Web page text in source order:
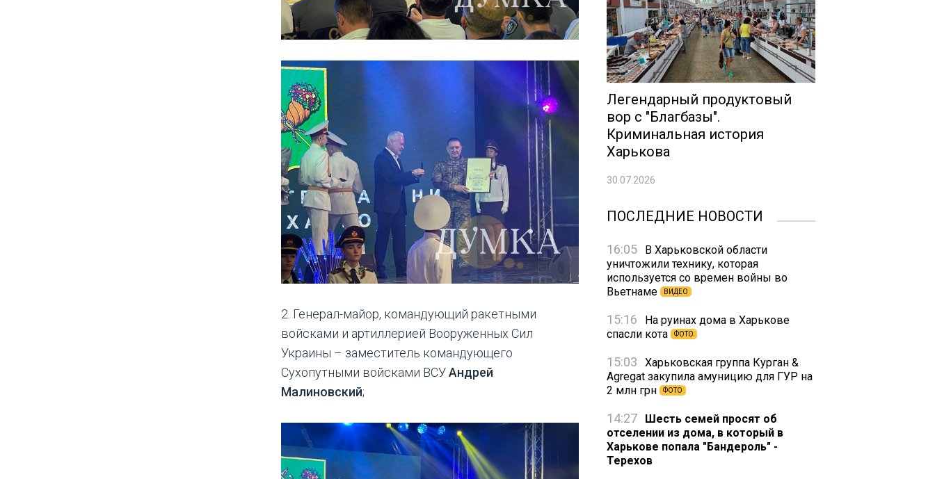
2. Генерал-майор, командующий ракетными
войсками и артиллерией Вооруженных Сил
Украины – заместитель командующего
Сухопутными войсками ВСУАндрей
Малиновский;
Легендарный продуктовый
вор с "Благбазы".
Криминальная история
Харькова
30.07.2026
ПОСЛЕДНИЕ НОВОСТИ
16:05
В Харьковской области
уничтожили технику, которая
используется со времен войны во
Вьетнаме
ВИДЕО
15:16
На руинах дома в Харькове
спасли кота
ФОТО
15:03
Харьковская группа Курган &
Agregat закупила амуницию для ГУР на
2 млн грн
ФОТО
14:27
Шесть семей просят об
отселении из дома, в который в
Харькове попала "Бандероль" -
Терехов